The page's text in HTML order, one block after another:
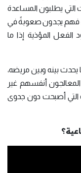
التي يطلبون المساعدة
فهم يجدون صعوبةً في
الفعل المؤذية إذا ما
يحدث بينه وبين مريضه،
أنفسهم غير
التي أصبحت دون جدوى